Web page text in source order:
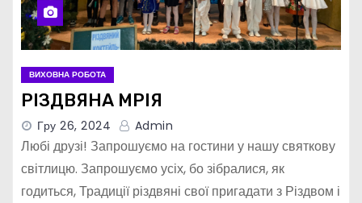
ВИХОВНА РОБОТА
РІЗДВЯНА МРІЯ
Гру 26, 2024 Admin
Любі друзі! Запрошуємо на гостини у нашу святкову
світлицю. Запрошуємо усіх, бо зібралися, як
годиться, Традиції різдвяні свої пригадати з Різдвом і